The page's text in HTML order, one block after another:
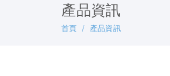
產品資訊
首頁 產品資訊